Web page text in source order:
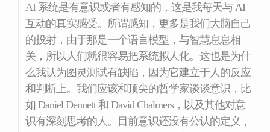
AI 系统是有意识或者有感知的，这是我每天与 AI
互动的真实感受。所谓感知，更多是我们大脑自己
的投射，由于那是一个语言模型，与智慧息息相
关，所以人们就很容易把系统拟人化。这也是为什
么我认为图灵测试有缺陷，因为它建立于人的反应
和判断上。我们应该和顶尖的哲学家谈谈意识，比
如 Daniel Dennett 和 David Chalmers，以及其他对意
识有深刻思考的人。目前意识还没有公认的定义，